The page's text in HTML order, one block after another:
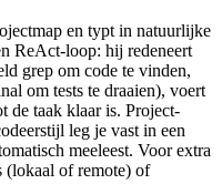
en typt in natuurlijke
ReAct-loop: hij redeneert
grep om code te vinden,
om tests te draaien), voert
de taak klaar is. Project-
leg je vast in een
meeleest. Voor extra
(lokaal of remote) of